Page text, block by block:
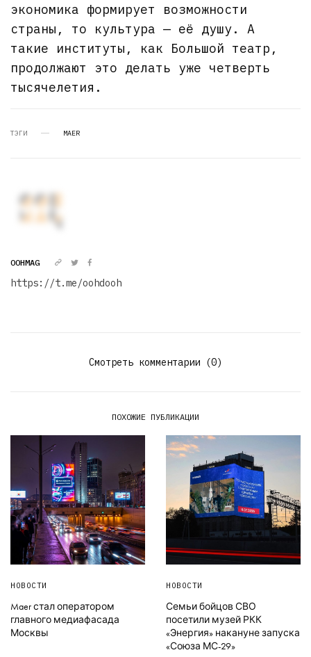
экономика формирует возможности
страны, то культура — её душу. А
такие институты, как Большой театр,
продолжают это делать уже четверть
тысячелетия.
ТЭГИ MAER
OOHMAG
https://t.me/oohdooh
Смотреть комментарии (0)
ПОХОЖИЕ ПУБЛИКАЦИИ
НОВОСТИ
Maer стал оператором
главного медиафасада
Москвы
НОВОСТИ
Семьи бойцов СВО
посетили музей РКК
«Энергия» накануне запуска
«Союза МС-29»